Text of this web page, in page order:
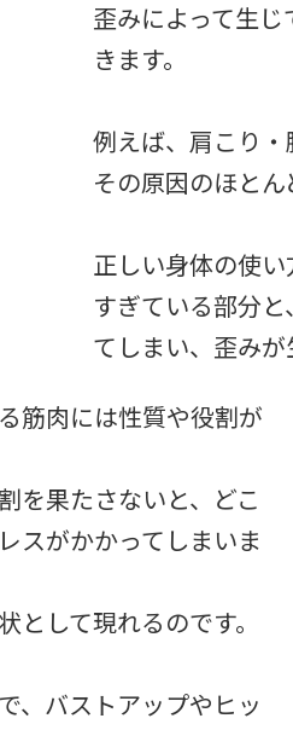
歪みによって生
きます。
例えば、肩こり・
その原因のほとん
正しい身体の使
すぎている部分
てしまい、歪みが
筋肉には性質や役割が
を果たさないと、どこ
スがかかってしまいま
として現れるのです。
、バストアップやヒッ